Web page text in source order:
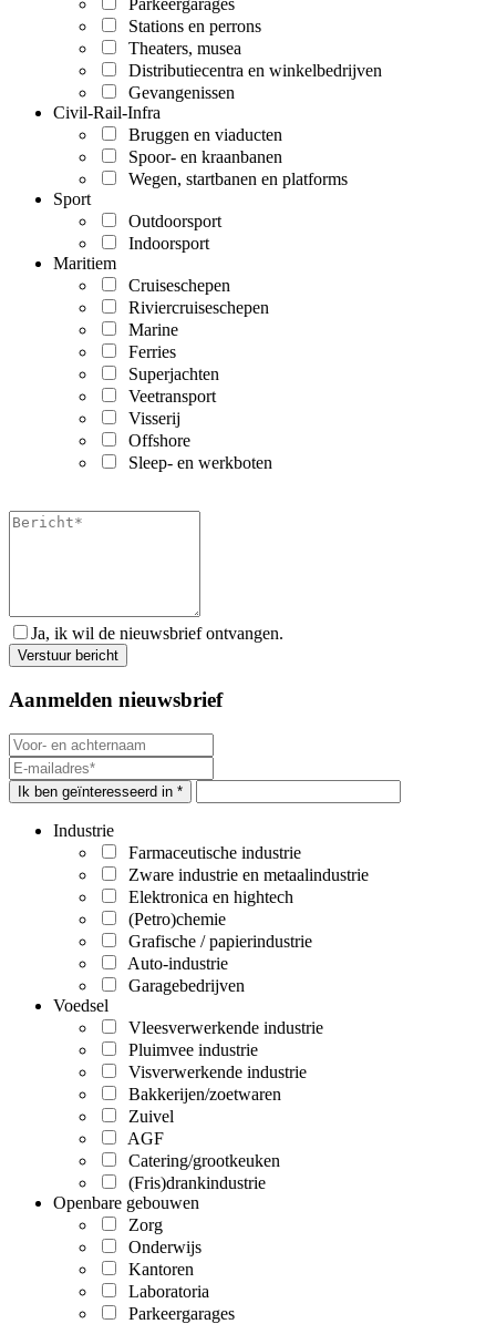
Parkeergarages
Stations en perrons
Theaters, musea
Distributiecentra en winkelbedrijven
Gevangenissen
Civil-Rail-Infra
Bruggen en viaducten
Spoor- en kraanbanen
Wegen, startbanen en platforms
Sport
Outdoorsport
Indoorsport
Maritiem
Cruiseschepen
Riviercruiseschepen
Marine
Ferries
Superjachten
Veetransport
Visserij
Offshore
Sleep- en werkboten
Ja, ik wil de nieuwsbrief ontvangen.
Aanmelden nieuwsbrief
Ik ben geïnteresseerd in *
Industrie
Farmaceutische industrie
Zware industrie en metaalindustrie
Elektronica en hightech
(Petro)chemie
Grafische / papierindustrie
Auto-industrie
Garagebedrijven
Voedsel
Vleesverwerkende industrie
Pluimvee industrie
Visverwerkende industrie
Bakkerijen/zoetwaren
Zuivel
AGF
Catering/grootkeuken
(Fris)drankindustrie
Openbare gebouwen
Zorg
Onderwijs
Kantoren
Laboratoria
Parkeergarages